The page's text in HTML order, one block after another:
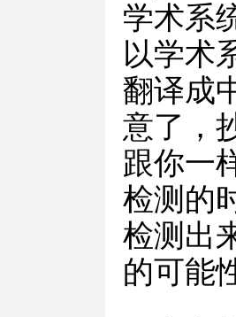
学术系
以学术
翻译成
意了，
跟你一
检测的
检测出
的可能